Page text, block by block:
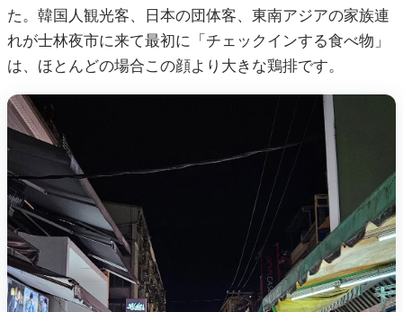
た。韓国人観光客、日本の団体客、東南アジアの家族連
れが士林夜市に来て最初に「チェックインする食べ物」
は、ほとんどの場合この顔より大きな鶏排です。